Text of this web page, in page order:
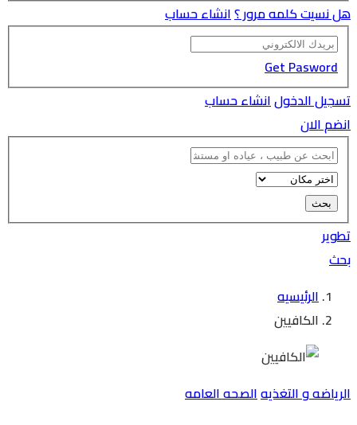
هل نسيت كلمه مرور ؟انشاء حساب
Get Pasword
تسجيل الدخولانشاء حساب
انضم الان
تطوير
بحث
الرئيسيه
الكافيين
الرياضه و التغذيهالصحه العامه